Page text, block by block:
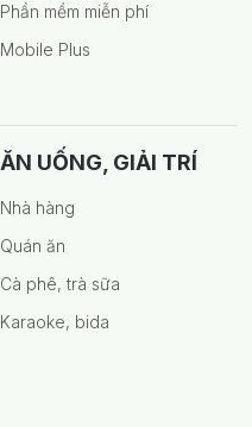
Phần mềm miễn phí
Mobile Plus
ĂN UỐNG, GIẢI TRÍ
Nhà hàng
Quán ăn
Cà phê, trà sữa
Karaoke, bida